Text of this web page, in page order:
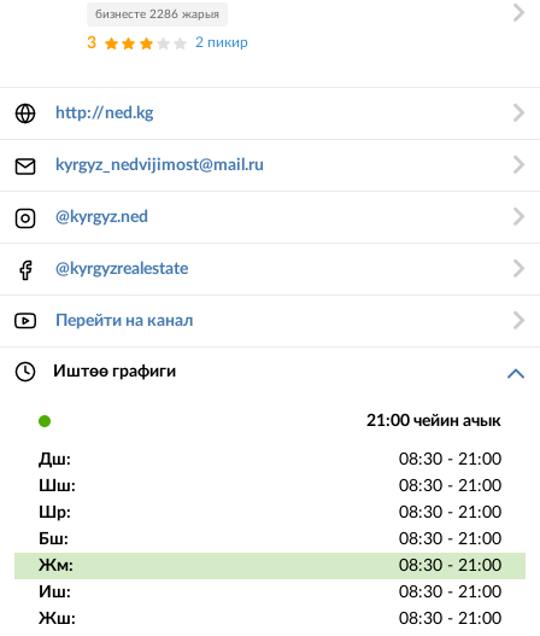
бизнесте 2286 жарыя
3 2 пикир
http://ned.kg
kyrgyz_nedvijimost@mail.ru
@kyrgyz.ned
@kyrgyzrealestate
Перейти на канал
Иштөө графиги
21:00 чейин ачык
Дш:
08:30 - 21:00
Шш:
08:30 - 21:00
Шр:
08:30 - 21:00
Бш:
08:30 - 21:00
Жм:
08:30 - 21:00
Иш:
08:30 - 21:00
Жш:
08:30 - 21:00